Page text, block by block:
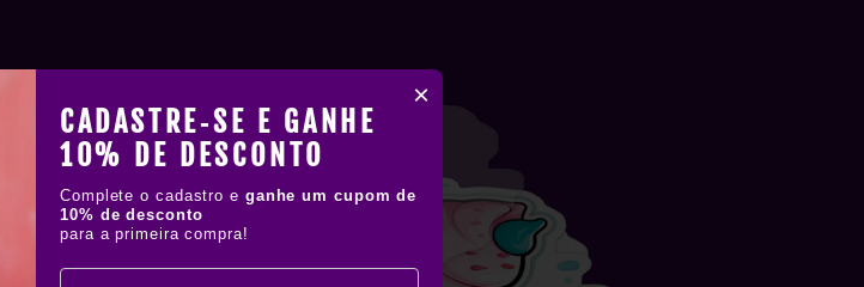
×
CADASTRE‑SE E GANHE
10% DE DESCONTO
Complete o cadastro e ganhe um cupom de
10% de desconto
para a primeira compra!